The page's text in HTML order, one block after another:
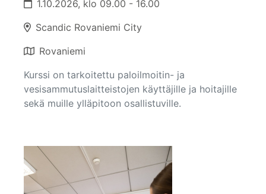
1.10.2026, klo 09.00 - 16.00
Scandic Rovaniemi City
Rovaniemi
Kurssi on tarkoitettu paloilmoitin- ja
vesisammutuslaitteistojen käyttäjille ja hoitajille
sekä muille ylläpitoon osallistuville.